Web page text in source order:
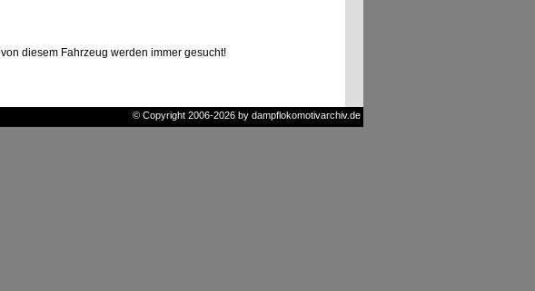
von diesem Fahrzeug werden immer gesucht!
© Copyright 2006-2026 by dampflokomotivarchiv.de